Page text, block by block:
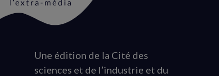
Animation
du
Une édition de la Cité des
sciences et de l’industrie et du